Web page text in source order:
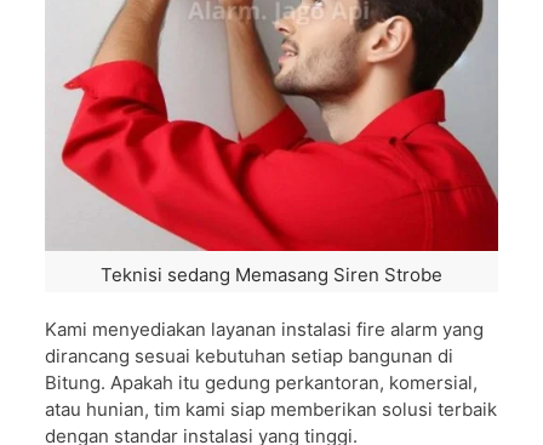
Teknisi sedang Memasang Siren Strobe
Kami menyediakan layanan instalasi fire alarm yang
dirancang sesuai kebutuhan setiap bangunan di
Bitung. Apakah itu gedung perkantoran, komersial,
atau hunian, tim kami siap memberikan solusi terbaik
dengan standar instalasi yang tinggi.